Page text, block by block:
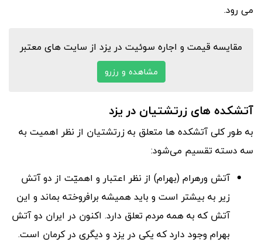
می رود.
مقایسه قیمت و اجاره سوئیت در یزد از سایت های معتبر
مشاهده و رزرو
آتشکده های زرتشتیان در یزد
به طور کلی آتشکده ها متعلق به زرتشتیان از نظر اهمیت به
سه دسته تقسیم می‌شود:
آتش ورهرام (بهرام) از نظر اعتبار و اهمیّت از دو آتش
زیر به بیشتر است و باید همیشه برافروخته بماند و این
آتش که به همه مردم تعلق دارد. اکنون در ایران دو آتش
بهرام وجود دارد که یکی در یزد و دیگری در کرمان است.